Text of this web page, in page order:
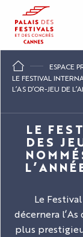
contenu
principal
ESPACE
LE FESTIVAL
L’AS D’OR-JEU DE
LE
DES
Le
décernera
plus